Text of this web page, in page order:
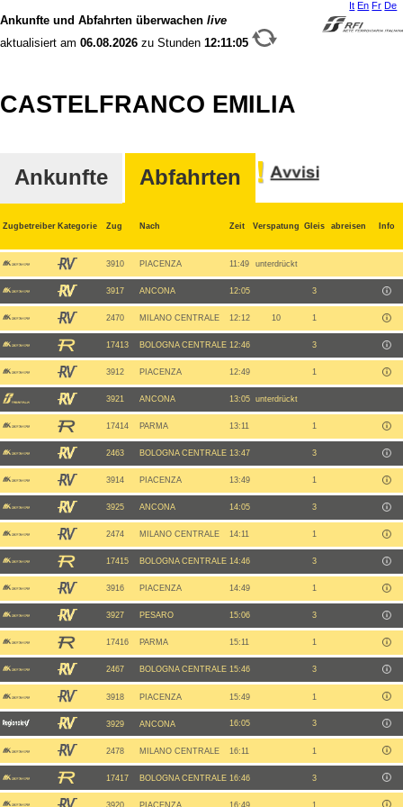
It En Fr De
Ankunfte und Abfahrten überwachen live
aktualisiert am 06.08.2026 zu Stunden 12:11:05
CASTELFRANCO EMILIA
Ankunfte Abfahrten
Zugbetreiber Kategorie Zug Nach Zeit Verspatung Gleis abreisen Info
3910 PIACENZA 11:49 unterdrückt
3917 ANCONA 12:05 3
2470 MILANO CENTRALE 12:12 10 1
17413 BOLOGNA CENTRALE 12:46 3
3912 PIACENZA 12:49 1
3921 ANCONA 13:05 unterdrückt
17414 PARMA 13:11 1
2463 BOLOGNA CENTRALE 13:47 3
3914 PIACENZA 13:49 1
3925 ANCONA 14:05 3
2474 MILANO CENTRALE 14:11 1
17415 BOLOGNA CENTRALE 14:46 3
3916 PIACENZA 14:49 1
3927 PESARO 15:06 3
17416 PARMA 15:11 1
2467 BOLOGNA CENTRALE 15:46 3
3918 PIACENZA 15:49 1
3929 ANCONA 16:05 3
2478 MILANO CENTRALE 16:11 1
17417 BOLOGNA CENTRALE 16:46 3